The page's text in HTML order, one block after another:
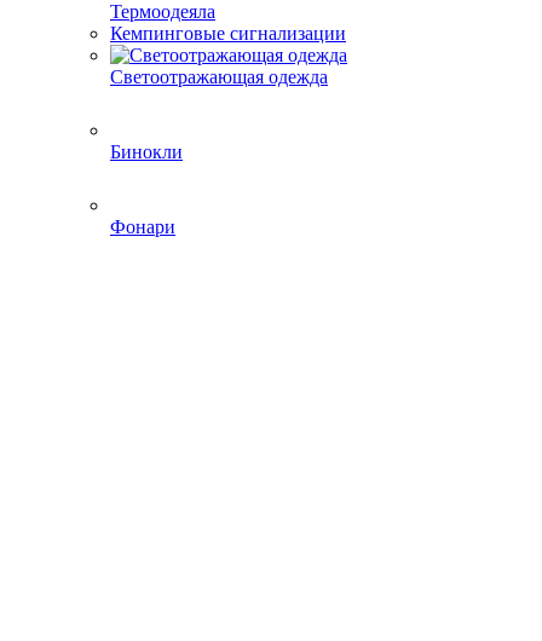
Термоодеяла
Кемпинговые сигнализации
Светоотражающая одежда
Бинокли
Фонари